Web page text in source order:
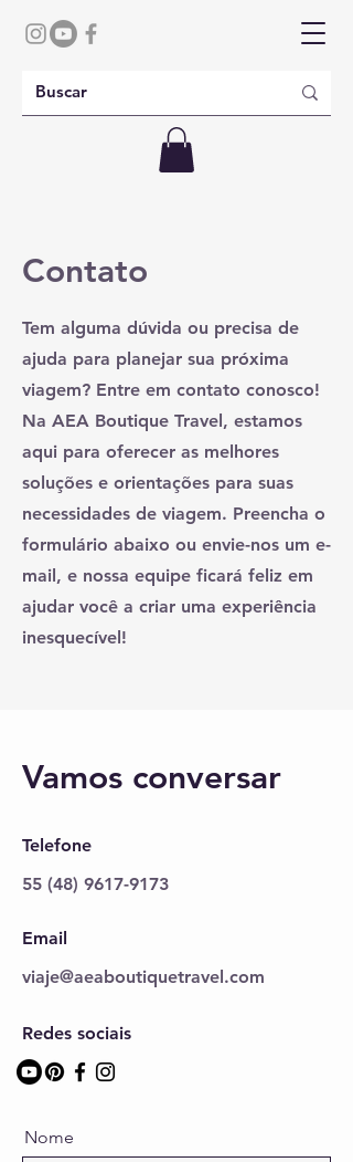
Contato
Tem alguma dúvida ou precisa de
ajuda para planejar sua próxima
viagem? Entre em contato conosco!
Na AEA Boutique Travel, estamos
aqui para oferecer as melhores
soluções e orientações para suas
necessidades de viagem. Preencha o
formulário abaixo ou envie-nos um e-
mail, e nossa equipe ficará feliz em
ajudar você a criar uma experiência
inesquecível!
Vamos conversar
Telefone
55 (48) 9617-9173
Email
viaje@aeaboutiquetravel.com
Redes sociais
Nome